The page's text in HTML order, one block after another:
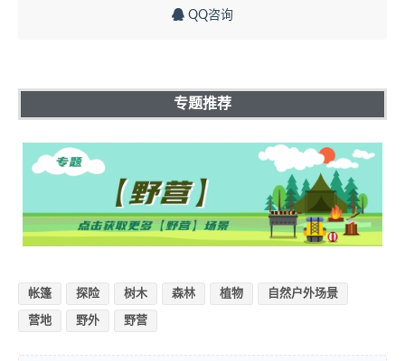
QQ咨询
专题推荐
帐篷 探险 树木 森林 植物 自然户外场景
营地 野外 野营